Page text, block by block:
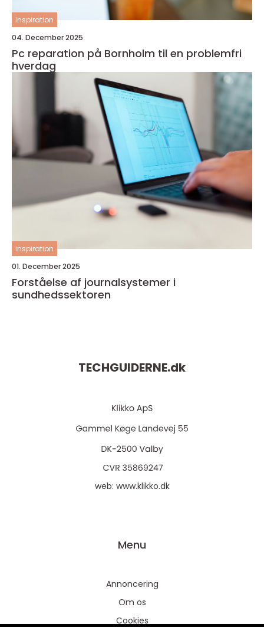
inspiration
04. December 2025
Pc reparation på Bornholm til en problemfri
hverdag
inspiration
01. December 2025
Forståelse af journalsystemer i
sundhedssektoren
TECHGUIDERNE.dk
web: www.klikko.dk
Menu
Annoncering
Om os
Cookies